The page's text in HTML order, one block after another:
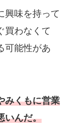
興味を持って
買わなくて
可能性があ
みくもに営業
いんだ。